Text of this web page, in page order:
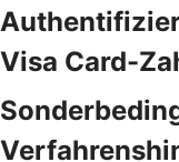
Visa Card-